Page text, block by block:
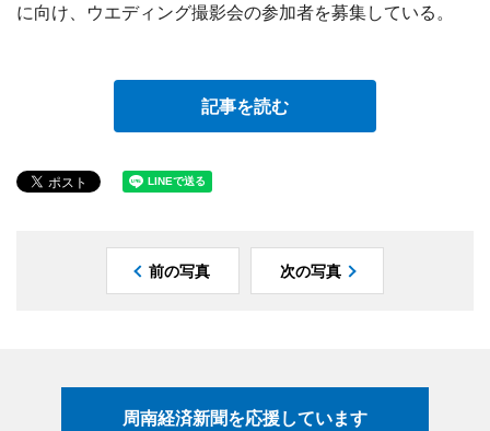
に向け、ウエディング撮影会の参加者を募集している。
記事を読む
前の写真 次の写真
周南経済新聞を応援しています